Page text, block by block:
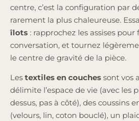
centre, c’est la configuration par
rarement la plus chaleureuse.
îlots : rapprochez les assises pour
conversation, et tournez
le centre de gravité de la pièce.
Les textiles en couches sont vos
délimite l’espace de vie (avec les
dessus, pas à côté), des coussins
(velours, lin, coton bouclé), un